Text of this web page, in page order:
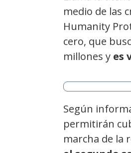
medio de las
Humanity
cero, que
millones y es
Según
permitirán
marcha de la